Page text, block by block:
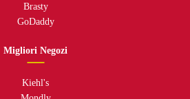
Brasty
GoDaddy
Migliori Negozi
Kiehl's